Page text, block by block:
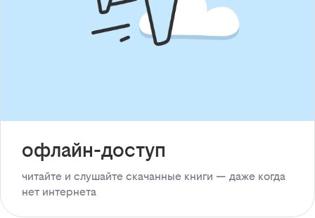
офлайн-доступ
читайте и слушайте скачанные книги — даже когда
нет интернета